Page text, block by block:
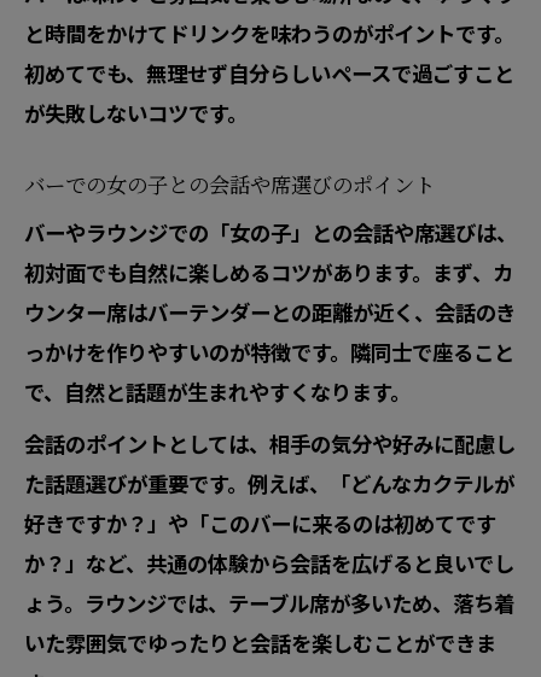
と時間をかけてドリンクを味わうのがポイントです。
初めてでも、無理せず自分らしいペースで過ごすこと
が失敗しないコツです。
バーでの女の子との会話や席選びのポイント
バーやラウンジでの「女の子」との会話や席選びは、
初対面でも自然に楽しめるコツがあります。まず、カ
ウンター席はバーテンダーとの距離が近く、会話のき
っかけを作りやすいのが特徴です。隣同士で座ること
で、自然と話題が生まれやすくなります。
会話のポイントとしては、相手の気分や好みに配慮し
た話題選びが重要です。例えば、「どんなカクテルが
好きですか？」や「このバーに来るのは初めてです
か？」など、共通の体験から会話を広げると良いでし
ょう。ラウンジでは、テーブル席が多いため、落ち着
いた雰囲気でゆったりと会話を楽しむことができま